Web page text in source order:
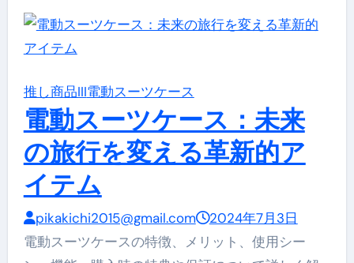
推し商品III電動スーツケース
電動スーツケース：未来
の旅行を変える革新的ア
イテム
pikakichi2015@gmail.com
2024年7月3日
電動スーツケースの特徴、メリット、使用シー